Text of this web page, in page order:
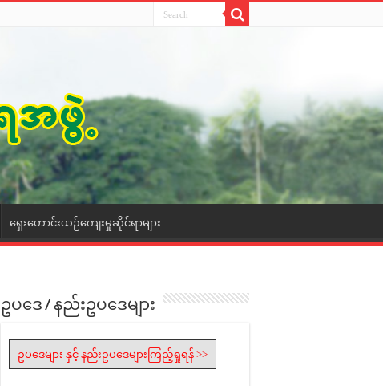
ရှေးဟောင်းယဉ်ကျေးမှုဆိုင်ရာများ
ဥပဒေ / နည်းဥပဒေများ
ဥပဒေများ နှင့် နည်းဥပဒေများကြည့်ရှုရန် >>